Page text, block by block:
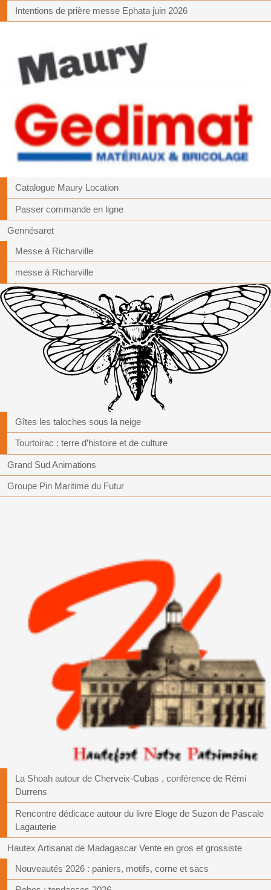
Intentions de prière messe Ephata juin 2026
Catalogue Maury Location
Passer commande en ligne
Gennésaret
Messe à Richarville
messe à Richarville
Gîtes les taloches sous la neige
Tourtoirac : terre d’histoire et de culture
Grand Sud Animations
Groupe Pin Maritime du Futur
La Shoah autour de Cherveix-Cubas , conférence de Rémi
Durrens
Rencontre dédicace autour du livre Eloge de Suzon de Pascale
Lagauterie
Hautex Artisanat de Madagascar Vente en gros et grossiste
Nouveautés 2026 : paniers, motifs, corne et sacs